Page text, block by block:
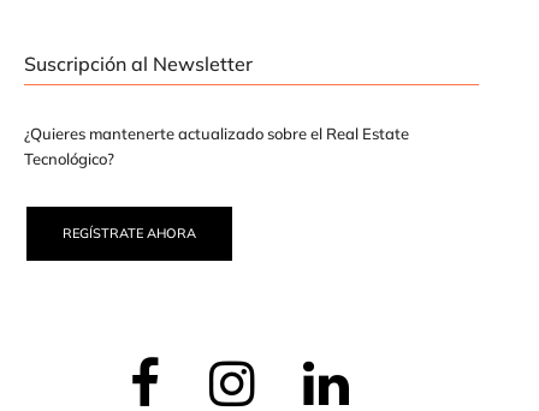
Suscripción al Newsletter
¿Quieres mantenerte actualizado sobre el Real Estate
Tecnológico?
REGÍSTRATE AHORA